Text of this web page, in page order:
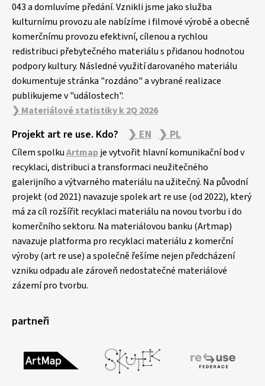
043 a domluvíme předání. Vznikli jsme jako služba
kulturnímu provozu ale nabízíme i filmové výrobě a obecně
komerčnímu provozu efektivní, cílenou a rychlou
redistribuci přebytečného materiálu s přidanou hodnotou
podpory kultury. Následné využití darovaného materiálu
dokumentuje stránka "rozdáno" a vybrané realizace
publikujeme v "událostech".
❯ Materiálové statistiky k 2Q 2026
Projekt art re use. Kdo? ❯ EN ❯ PL
Cílem spolkuArtmapje vytvořit hlavní komunikační bod v
recyklaci, distribuci a transformaci neužitečného
galerijního a výtvarného materiálu na užitečný. Na původní
projekt (od 2021) navazuje spolek art re use (od 2022), který
má za cíl rozšířit recyklaci materiálu na novou tvorbu i do
komerčního sektoru. Na materiálovou banku (Artmap)
navazuje platforma pro recyklaci materiálu z komerční
výroby (art re use) a společně řešíme nejen předcházení
vzniku odpadu ale zároveň nedostatečné materiálové
zázemí pro tvorbu.
partneři